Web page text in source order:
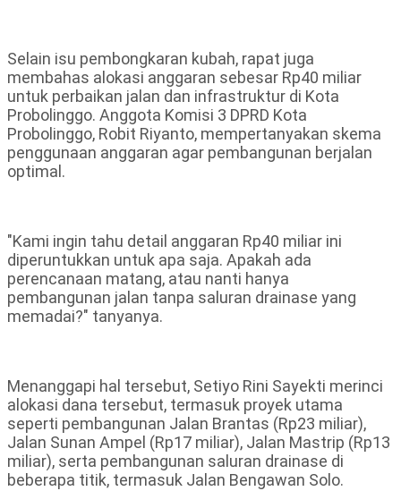
Selain isu pembongkaran kubah, rapat juga
membahas alokasi anggaran sebesar Rp40 miliar
untuk perbaikan jalan dan infrastruktur di Kota
Probolinggo. Anggota Komisi 3 DPRD Kota
Probolinggo, Robit Riyanto, mempertanyakan skema
penggunaan anggaran agar pembangunan berjalan
optimal.
"Kami ingin tahu detail anggaran Rp40 miliar ini
diperuntukkan untuk apa saja. Apakah ada
perencanaan matang, atau nanti hanya
pembangunan jalan tanpa saluran drainase yang
memadai?" tanyanya.
Menanggapi hal tersebut, Setiyo Rini Sayekti merinci
alokasi dana tersebut, termasuk proyek utama
seperti pembangunan Jalan Brantas (Rp23 miliar),
Jalan Sunan Ampel (Rp17 miliar), Jalan Mastrip (Rp13
miliar), serta pembangunan saluran drainase di
beberapa titik, termasuk Jalan Bengawan Solo.